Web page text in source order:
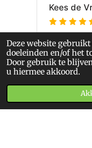
Deze website
doeleinden en/of het
Door gebruik te
u hiermee akkoord.